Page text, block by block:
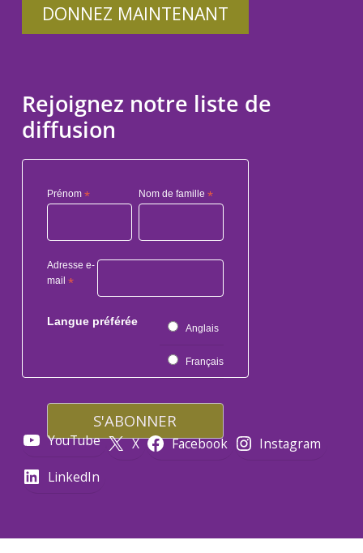
DONNEZ MAINTENANT
Rejoignez notre liste de
diffusion
Prénom * Nom de famille*
Adresse e-
mail *
Langue préférée
Anglais
Français
YouTube X Facebook
Instagram
LinkedIn